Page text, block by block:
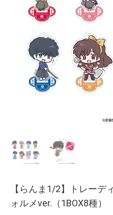
【らんま1/2】トレーデ
ォルメver.（1BOX8種）